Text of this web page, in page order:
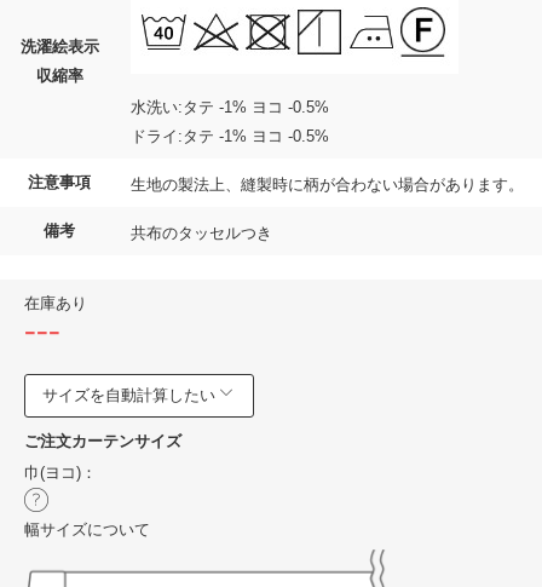
洗濯絵表示
収縮率
水洗い:タテ -1% ヨコ -0.5%
ドライ:タテ -1% ヨコ -0.5%
注意事項 生地の製法上、縫製時に柄が合わない場合があります。
備考 共布のタッセルつき
在庫あり
---
サイズを自動計算したい
ご注文カーテンサイズ
巾(ヨコ)：
幅サイズについて